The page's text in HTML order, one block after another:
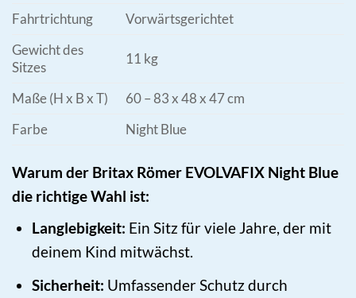
Fahrtrichtung
Vorwärtsgerichtet
Gewicht des
Sitzes
11 kg
Maße (H x B x T)
60 – 83 x 48 x 47 cm
Farbe
Night Blue
Warum der Britax Römer EVOLVAFIX Night Blue
die richtige Wahl ist:
Langlebigkeit: Ein Sitz für viele Jahre, der mit
deinem Kind mitwächst.
Sicherheit: Umfassender Schutz durch